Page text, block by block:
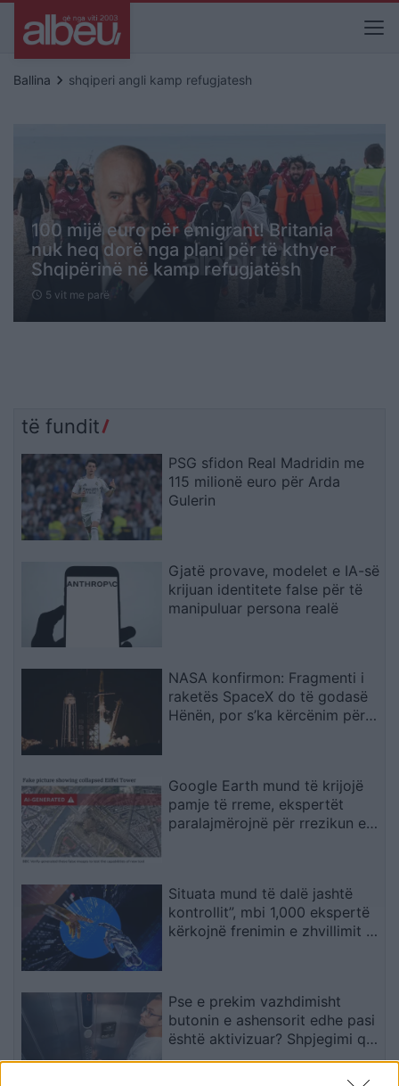
Ballina keyboard_arrow_right shqiperi angli kamp refugjatesh
100 mijë euro për emigrant! Britania
nuk heq dorë nga plani për të kthyer
Shqipërinë në kamp refugjatësh
schedule 5 vit me parë
të fundit
PSG sfidon Real Madridin me
115 milionë euro për Arda
Gulerin
Gjatë provave, modelet e IA-së
krijuan identitete false për të
manipuluar persona realë
NASA konfirmon: Fragmenti i
raketës SpaceX do të godasë
Hënën, por s’ka kërcënim për
Google Earth mund të krijojë
pamje të rreme, ekspertët
paralajmërojnë për rrezikun e
Situata mund të dalë jashtë
kontrollit”, mbi 1,000 ekspertë
kërkojnë frenimin e zhvillimit të
Pse e prekim vazhdimisht
butonin e ashensorit edhe pasi
është aktivizuar? Shpjegimi që
jep psikologjia